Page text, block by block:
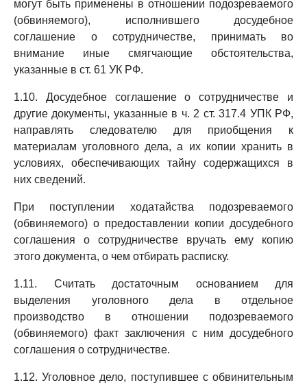
могут быть применены в отношении подозреваемого
(обвиняемого), исполнившего досудебное
соглашение о сотрудничестве, принимать во
внимание иные смягчающие обстоятельства,
указанные в ст. 61 УК РФ.
1.10. Досудебное соглашение о сотрудничестве и
другие документы, указанные в ч. 2 ст. 317.4 УПК РФ,
направлять следователю для приобщения к
материалам уголовного дела, а их копии хранить в
условиях, обеспечивающих тайну содержащихся в
них сведений.
При поступлении ходатайства подозреваемого
(обвиняемого) о предоставлении копии досудебного
соглашения о сотрудничестве вручать ему копию
этого документа, о чем отбирать расписку.
1.11. Считать достаточным основанием для
выделения уголовного дела в отдельное
производство в отношении подозреваемого
(обвиняемого) факт заключения с ним досудебного
соглашения о сотрудничестве.
1.12. Уголовное дело, поступившее с обвинительным